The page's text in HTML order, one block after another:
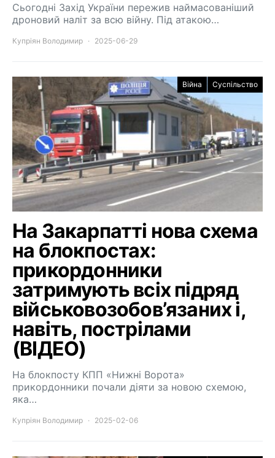
Сьогодні Захід України пережив наймасованіший
дроновий наліт за всю війну. Під атакою…
Купріян Володимир 2025-06-29
Війна Суспільство
На Закарпатті нова схема
на блокпостах:
прикордонники
затримують всіх підряд
військовозобов’язаних і,
навіть, пострілами
(ВІДЕО)
На блокпосту КПП «Нижні Ворота»
прикордонники почали діяти за новою схемою,
яка…
Купріян Володимир 2025-02-06